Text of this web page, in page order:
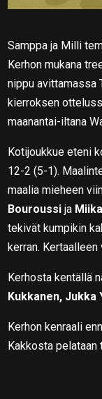
Samppa ja Milli
Kerhon mukana
nippu avittamassa
kierroksen
maanantai-iltana
Kotijoukkue eteni
12-2 (5-1).
maalia mieheen
Bouroussi ja
tekivät kumpikin
kerran.
Kerhosta kentällä
Kukkanen, Jukka
Kerhon kenraali
Kakkosta pelataan